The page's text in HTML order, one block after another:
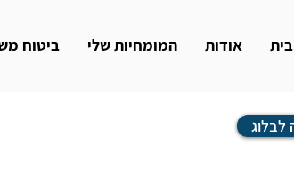
בית אודות המומחיות שלי ביטוח